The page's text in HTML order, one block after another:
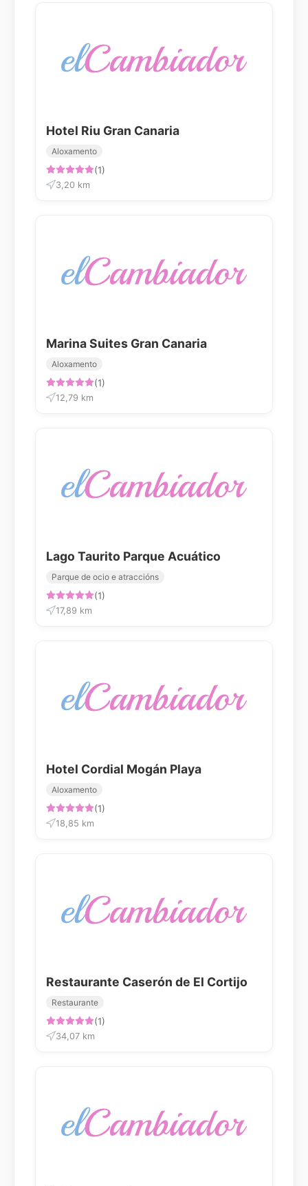
Hotel Riu Gran Canaria
Aloxamento
(1)
3,20 km
Marina Suites Gran Canaria
Aloxamento
(1)
12,79 km
Lago Taurito Parque Acuático
Parque de ocio e atraccións
(1)
17,89 km
Hotel Cordial Mogán Playa
Aloxamento
(1)
18,85 km
Restaurante Caserón de El Cortijo
Restaurante
(1)
34,07 km